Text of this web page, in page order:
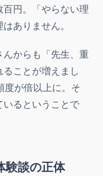
円。「やらない理
ありません。
からも「先生、重
ことが増えまし
度が倍以上に。そ
るということで
験談の正体